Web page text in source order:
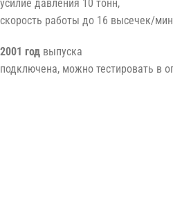
усилие давления 10 тонн,
скорость работы до 16 высечек/
2001 год выпуска
подключена, можно тестировать в